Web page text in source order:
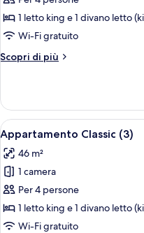
Appartamento
Classic
1 letto king e 1 divano letto
Wi-Fi gratuito
Scopri di più
Altri
Classic
(1)
Apri
tutte
le
foto
per
Appartamento
Classic
6
Appartamento Classic (3)
46 m²
1 camera
Per 4 persone
1 letto king e 1 divano letto
Wi-Fi gratuito